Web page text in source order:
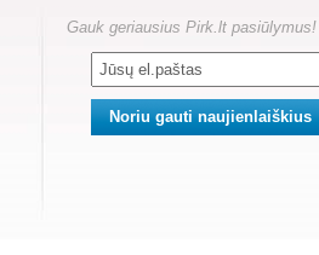
Gauk geriausius Pirk.lt pasiūlymus!